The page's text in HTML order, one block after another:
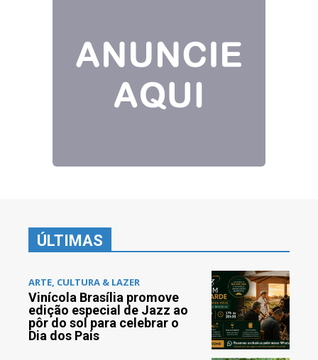
ÚLTIMAS
ARTE, CULTURA & LAZER
Vinícola Brasília promove
edição especial de Jazz ao
pôr do sol para celebrar o
Dia dos Pais